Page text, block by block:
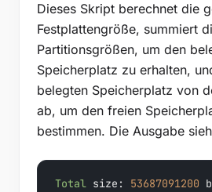
Dieses Skript berechnet die
Festplattengröße, summiert
Partitionsgrößen, um den
Speicherplatz zu erhalten,
belegten Speicherplatz von
ab, um den freien
bestimmen. Die Ausgabe
Total size: 53687091200